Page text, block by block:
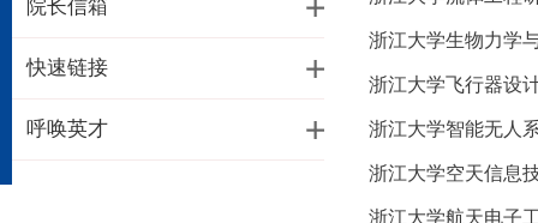
院长信箱
快速链接
呼唤英才
浙江大学生物力学
浙江大学飞行器设
浙江大学智能无人
浙江大学空天信息
浙江大学航天电子